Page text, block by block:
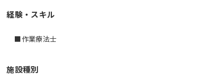
経験・スキル
■作業療法士
施設種別